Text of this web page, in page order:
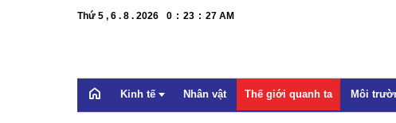
Thứ 5 , 6 . 8 . 2026 0 : 23 : 27 AM
Kinh tế Nhân vật Thế giới quanh ta Môi